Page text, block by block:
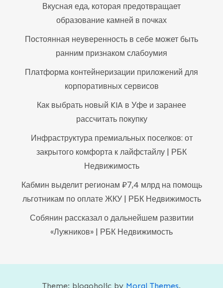
Вкусная еда, которая предотвращает
образование камней в почках
Постоянная неуверенность в себе может быть
ранним признаком слабоумия
Платформа контейнеризации приложений для
корпоративных сервисов
Как выбрать новый KIA в Уфе и заранее
рассчитать покупку
Инфраструктура премиальных поселков: от
закрытого комфорта к лайфстайлу | РБК
Недвижимость
Кабмин выделит регионам ₽7,4 млрд на помощь
льготникам по оплате ЖКУ | РБК Недвижимость
Собянин рассказал о дальнейшем развитии
«Лужников» | РБК Недвижимость
Theme: blogoholic by Moral Themes.